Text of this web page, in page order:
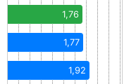
1,76
1,77
1,92